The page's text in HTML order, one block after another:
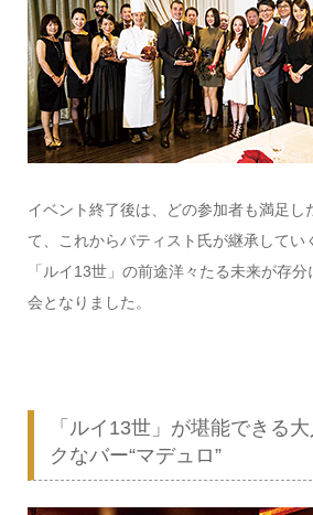
イベント終了後は、どの参加者も満足し
て、これからバティスト氏が継承してい
「ルイ13世」の前途洋々たる未来が存
会となりました。
「ルイ13世」が堪能できる
クなバー“マデュロ”